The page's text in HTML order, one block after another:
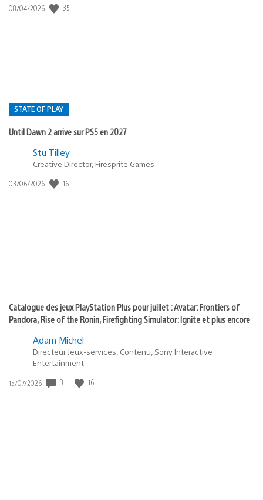
Date
08/04/2026 35
STATE OF PLAY
Until Dawn 2 arrive sur PS5 en 2027
Postée
:
Stu Tilley
Creative Director, Firesprite Games
Date
03/06/2026 16
Catalogue des jeux PlayStation Plus pour juillet : Avatar: Frontiers of
Pandora, Rise of the Ronin, Firefighting Simulator: Ignite et plus encore
Adam Michel
Directeur Jeux-services, Contenu, Sony Interactive
Entertainment
Date
15/07/2026 3 16